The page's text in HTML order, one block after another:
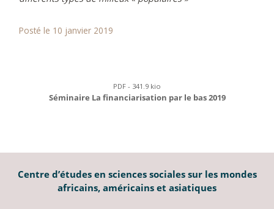
Posté le 10 janvier 2019
PDF - 341.9 kio
Séminaire La financiarisation par le bas 2019
Centre d’études en sciences sociales sur les mondes
africains, américains et asiatiques